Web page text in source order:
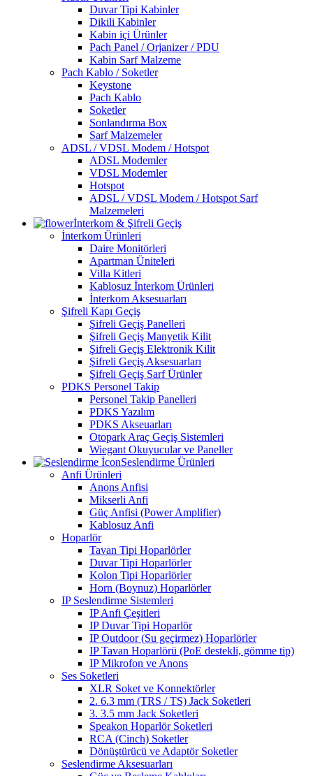
Duvar Tipi Kabinler
Dikili Kabinler
Kabin içi Ürünler
Pach Panel / Orjanizer / PDU
Kabin Sarf Malzeme
Pach Kablo / Soketler
Keystone
Pach Kablo
Soketler
Sonlandırma Box
Sarf Malzemeler
ADSL / VDSL Modem / Hotspot
ADSL Modemler
VDSL Modemler
Hotspot
ADSL / VDSL Modem / Hotspot Sarf
Malzemeleri
İnterkom & Şifreli Geçiş
İnterkom Ürünleri
Daire Monitörleri
Apartman Üniteleri
Villa Kitleri
Kablosuz İnterkom Ürünleri
İnterkom Aksesuarları
Şifreli Kapı Geçiş
Şifreli Geçiş Panelleri
Şifreli Geçiş Manyetik Kilit
Şifreli Geçiş Elektronik Kilit
Şifreli Geçiş Aksesuarları
Şifreli Geçiş Sarf Ürünler
PDKS Personel Takip
Personel Takip Panelleri
PDKS Yazılım
PDKS Akseuarları
Otopark Araç Geçiş Sistemleri
Wiegant Okuyucular ve Paneller
Seslendirme Ürünleri
Anfi Ürünleri
Anons Anfisi
Mikserli Anfi
Güç Anfisi (Power Amplifier)
Kablosuz Anfi
Hoparlör
Tavan Tipi Hoparlörler
Duvar Tipi Hoparlörler
Kolon Tipi Hoparlörler
Horn (Boynuz) Hoparlörler
IP Seslendirme Sistemleri
IP Anfi Çeşitleri
IP Duvar Tipi Hoparlör
IP Outdoor (Su geçirmez) Hoparlörler
IP Tavan Hoparlörü (PoE destekli, gömme tip)
IP Mikrofon ve Anons
Ses Soketleri
XLR Soket ve Konnektörler
2. 6.3 mm (TRS / TS) Jack Soketleri
3. 3.5 mm Jack Soketleri
Speakon Hoparlör Soketleri
RCA (Cinch) Soketler
Dönüştürücü ve Adaptör Soketler
Seslendirme Aksesuarları